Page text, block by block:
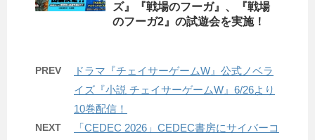
ズ』『戦場のフーガ』、『戦場
のフーガ2』の試遊会を実施！
PREV
ドラマ『チェイサーゲームW』公式ノベラ
イズ『小説 チェイサーゲームW』6/26より
10巻配信！
NEXT
「CEDEC 2026」CEDEC書房にサイバーコ